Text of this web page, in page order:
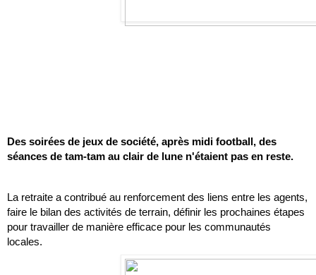
Des soirées de jeux de société, après midi football, des
séances de tam-tam au clair de lune n'étaient pas en reste.
La retraite a contribué au renforcement des liens entre les agents,
faire le bilan des activités de terrain, définir les prochaines étapes
pour travailler de manière efficace pour les communautés
locales.